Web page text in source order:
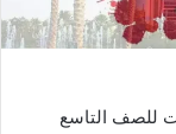
للصف التاسع